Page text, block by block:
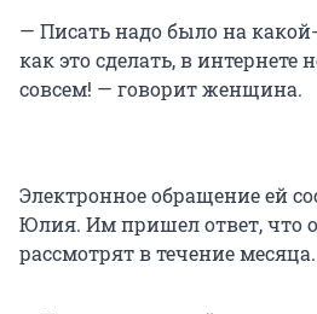
— Писать надо было на
как это сделать, в интернете
совсем! — говорит женщина.
Электронное обращение ей
Юлия. Им пришел ответ, что
рассмотрят в течение месяца.